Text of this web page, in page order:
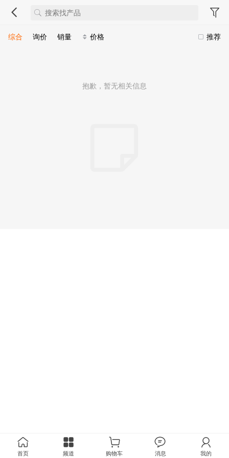
推荐
综合 询价 销量 价格
抱歉，暂无相关信息
首页 频道 购物车 消息 我的